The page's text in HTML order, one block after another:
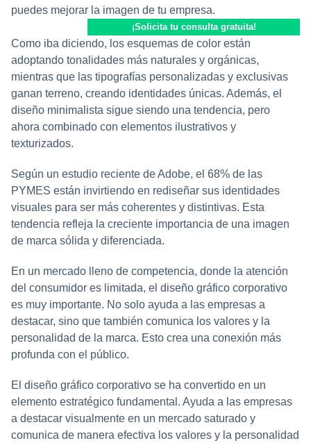
puedes mejorar la imagen de tu empresa.
¡Solicita tu consulta gratuita!
Como iba diciendo, los esquemas de color están
adoptando tonalidades más naturales y orgánicas,
mientras que las tipografías personalizadas y exclusivas
ganan terreno, creando identidades únicas. Además, el
diseño minimalista sigue siendo una tendencia, pero
ahora combinado con elementos ilustrativos y
texturizados.
Según un estudio reciente de Adobe, el 68% de las
PYMES están invirtiendo en rediseñar sus identidades
visuales para ser más coherentes y distintivas. Esta
tendencia refleja la creciente importancia de una imagen
de marca sólida y diferenciada.
En un mercado lleno de competencia, donde la atención
del consumidor es limitada, el diseño gráfico corporativo
es muy importante. No solo ayuda a las empresas a
destacar, sino que también comunica los valores y la
personalidad de la marca. Esto crea una conexión más
profunda con el público.
El diseño gráfico corporativo se ha convertido en un
elemento estratégico fundamental. Ayuda a las empresas
a destacar visualmente en un mercado saturado y
comunica de manera efectiva los valores y la personalidad